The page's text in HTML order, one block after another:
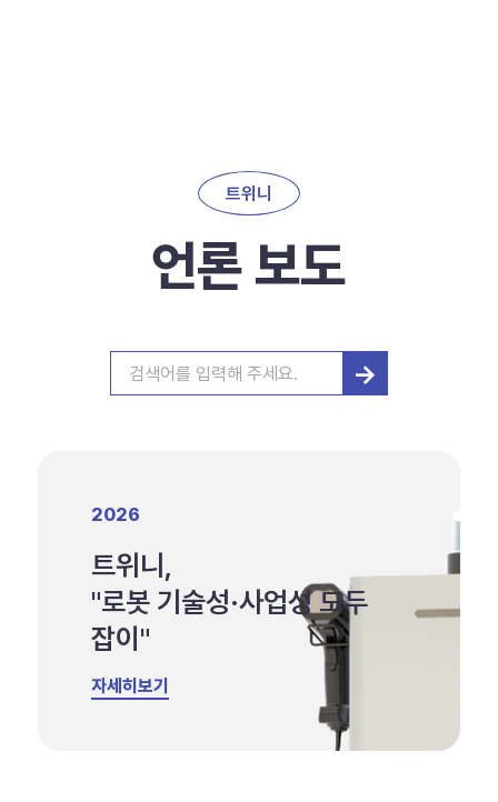
트위니
언론 보도
→
2026
트위니,
"로봇 기술성·사업성 모두
잡이"
자세히보기